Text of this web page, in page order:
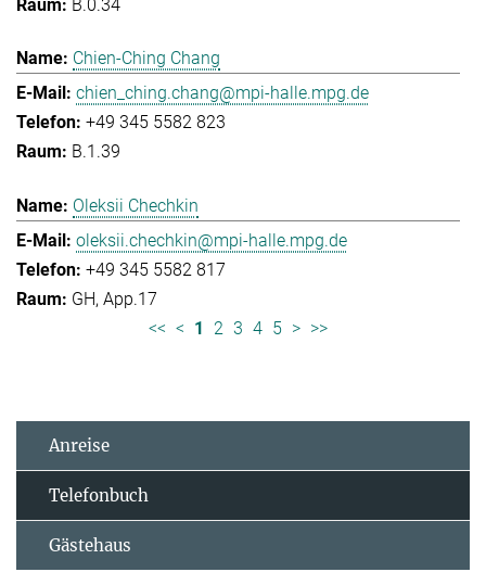
B.0.34
Chien-Ching Chang
chien_ching.chang@mpi-halle.mpg.de
+49 345 5582 823
B.1.39
Oleksii Chechkin
oleksii.chechkin@mpi-halle.mpg.de
+49 345 5582 817
GH, App.17
<< < 1 2 3 4 5 > >>
Anreise
Telefonbuch
Gästehaus